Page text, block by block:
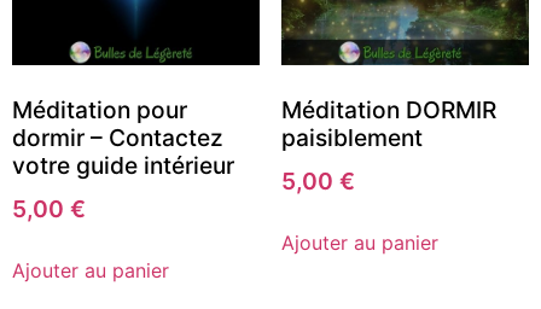
Méditation pour
dormir – Contactez
votre guide intérieur
5,00 €
Ajouter au panier
Méditation DORMIR
paisiblement
5,00 €
Ajouter au panier